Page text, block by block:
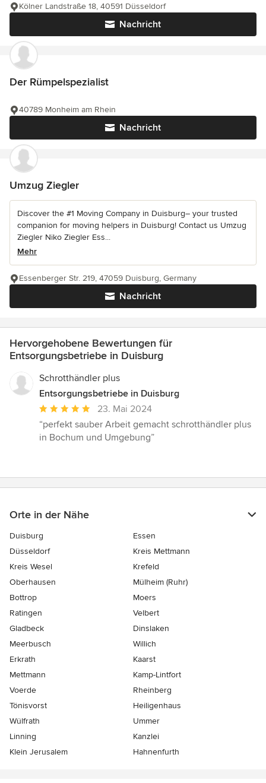
Nachricht
Kölner Landstraße 18, 40591 Düsseldorf
Der Rümpelspezialist
Nachricht
40789 Monheim am Rhein
Umzug Ziegler
Discover the #1 Moving Company in Duisburg– your trusted
companion for moving helpers in Duisburg! Contact us Umzug
Ziegler Niko Ziegler Ess...
Mehr
Nachricht
Essenberger Str. 219, 47059 Duisburg, Germany
Hervorgehobene Bewertungen für
Entsorgungsbetriebe in Duisburg
Schrotthändler plus
Entsorgungsbetriebe in Duisburg
Durchschnittliche
Bewertung:
5
23. Mai 2024
“perfekt sauber Arbeit gemacht schrotthändler plus
in Bochum und Umgebung”
Orte in der Nähe
Duisburg
Essen
Düsseldorf
Kreis Mettmann
Kreis Wesel
Krefeld
Oberhausen
Mülheim (Ruhr)
Bottrop
Moers
Ratingen
Velbert
Gladbeck
Dinslaken
Meerbusch
Willich
Erkrath
Kaarst
Mettmann
Kamp-Lintfort
Voerde
Rheinberg
Tönisvorst
Heiligenhaus
Wülfrath
Ummer
Linning
Kanzlei
Klein Jerusalem
Hahnenfurth